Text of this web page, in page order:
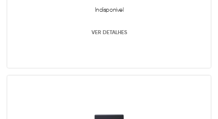
Indisponível
VER DETALHES